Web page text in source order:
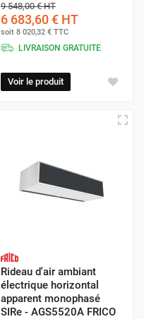
9 548,00 €HT
6 683,60 € HT
soit 8 020,32 € TTC
LIVRAISON GRATUITE
Voir le produit
Rideau d'air ambiant
électrique horizontal
apparent monophasé
SIRe - AGS5520A FRICO